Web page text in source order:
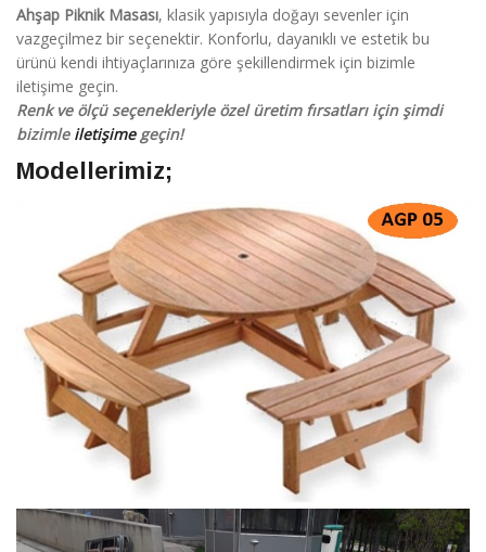
Ahşap Piknik Masası, klasik yapısıyla doğayı sevenler için
vazgeçilmez bir seçenektir. Konforlu, dayanıklı ve estetik bu
ürünü kendi ihtiyaçlarınıza göre şekillendirmek için bizimle
iletişime geçin.
Renk ve ölçü seçenekleriyle özel üretim fırsatları için şimdi
bizimle iletişimegeçin!
Modellerimiz;